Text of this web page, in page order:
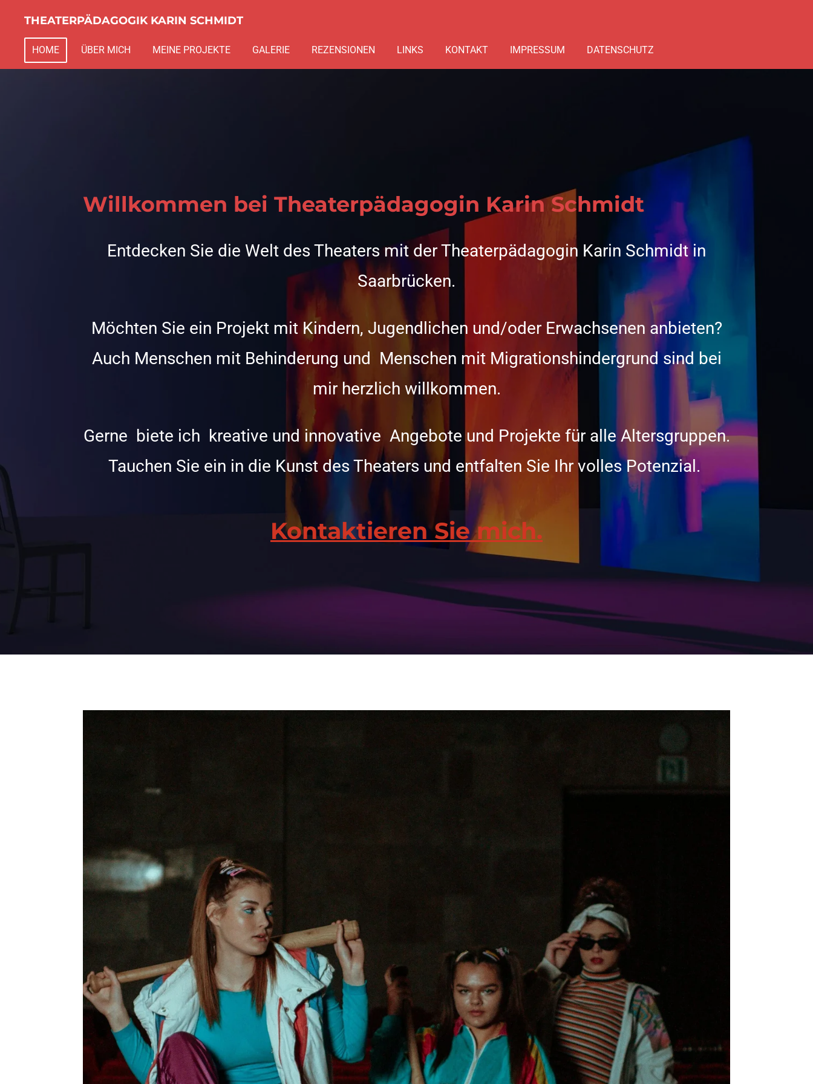
Zum
Hauptinhalt
THEATERPÄDAGOGIK KARIN SCHMIDT
HOME ÜBER MICH MEINE PROJEKTE GALERIE REZENSIONEN LINKS KONTAKT IMPRESSUM DATENSCHUTZ
Willkommen bei Theaterpädagogin Karin Schmidt
Entdecken Sie die Welt des Theaters mit der Theaterpädagogin Karin Schmidt in
Saarbrücken.
Möchten Sie ein Projekt mit Kindern, Jugendlichen und/oder Erwachsenen anbieten?
Auch Menschen mit Behinderung und Menschen mit Migrationshindergrund sind bei
mir herzlich willkommen.
Gerne biete ich kreative und innovative Angebote und Projekte für alle Altersgruppen.
Tauchen Sie ein in die Kunst des Theaters und entfalten Sie Ihr volles Potenzial.
Kontaktieren Sie mich.